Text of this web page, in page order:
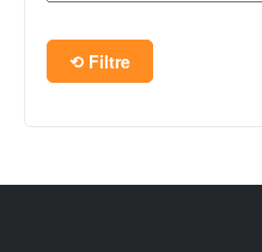
Filtre